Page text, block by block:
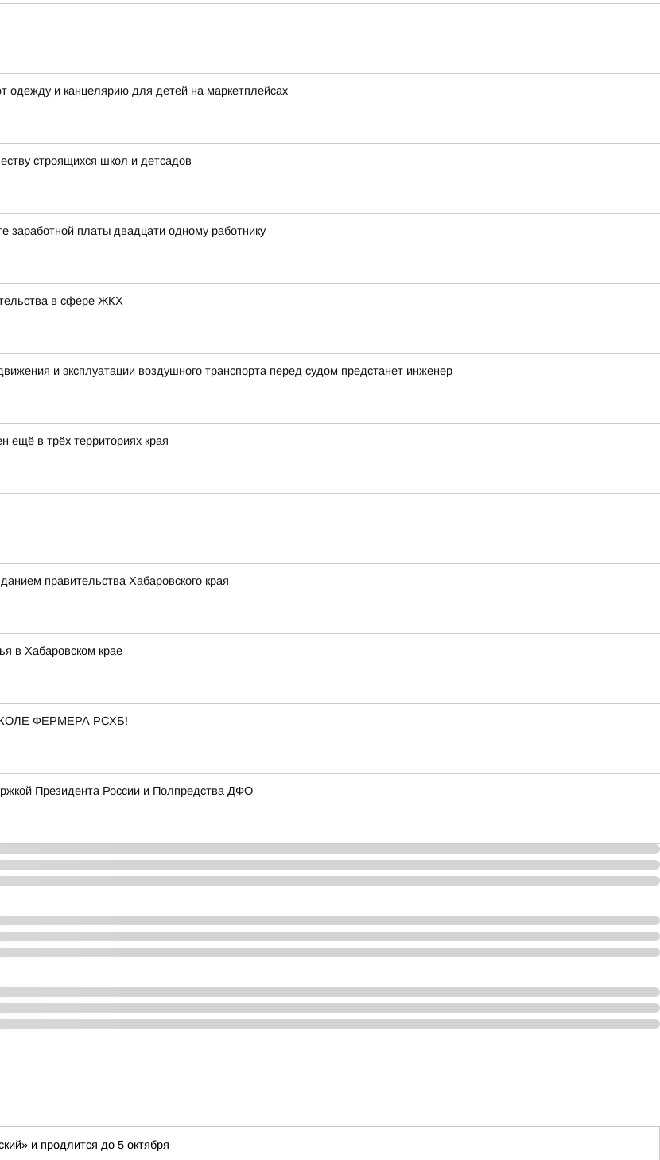
одежду и канцелярию для детей на маркетплейсах
строящихся школ и детсадов
заработной платы двадцати одному работнику
в сфере ЖКХ
и эксплуатации воздушного транспорта перед судом предстанет инженер
ещё в трёх территориях края
правительства Хабаровского края
в Хабаровском крае
ШКОЛЕ ФЕРМЕРА РСХБ!
Президента России и Полпредства ДФО
и продлится до 5 октября